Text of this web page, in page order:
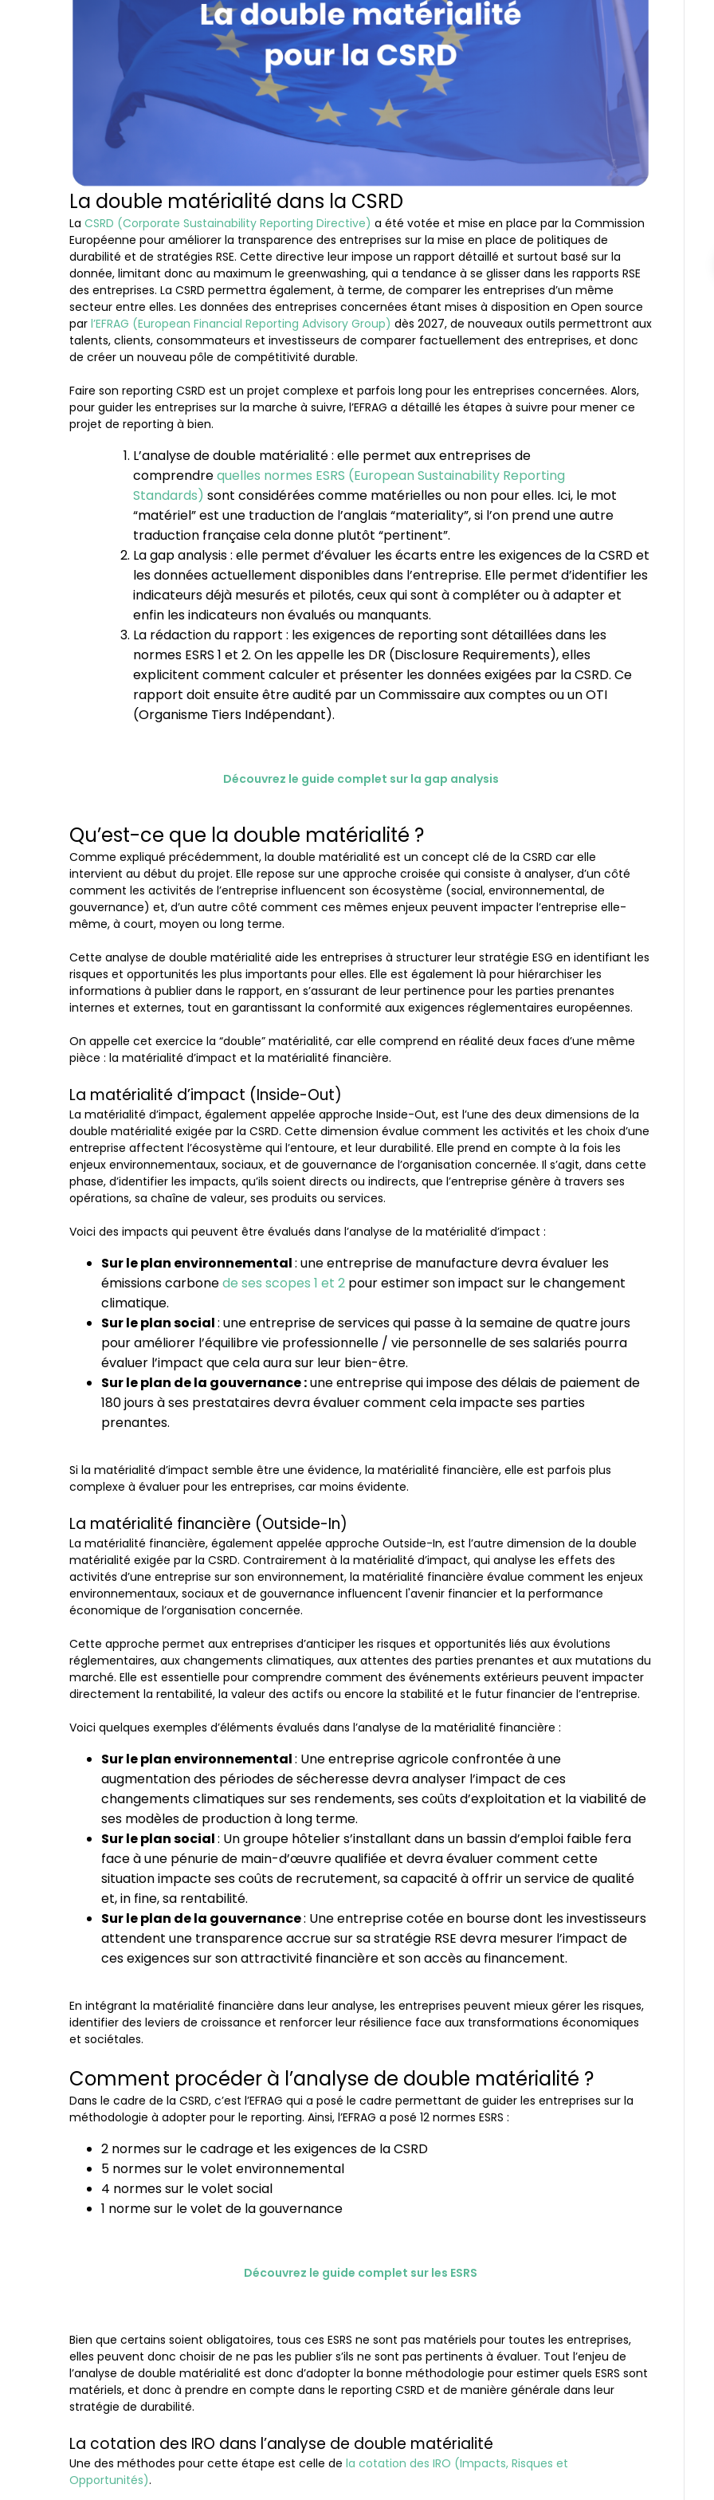
d'investissements
Investissement responsable
Faire progresser une
démarche existante
Optimisation continue
démarche et consolidez leurs données ESG.
ESG
Faites le point
réglementaires
La double matérialité dans la CSRD
La CSRD (Corporate Sustainability Reporting Directive) a été votée et mise en place par la Commission
Européenne pour améliorer la transparence des entreprises sur la mise en place de politiques de
durabilité et de stratégies RSE. Cette directive leur impose un rapport détaillé et surtout basé sur la
donnée, limitant donc au maximum le greenwashing, qui a tendance à se glisser dans les rapports RSE
des entreprises. La CSRD permettra également, à terme, de comparer les entreprises d’un même
secteur entre elles. Les données des entreprises concernées étant mises à disposition en Open source
par l’EFRAG (European Financial Reporting Advisory Group) dès 2027, de nouveaux outils permettront aux
talents, clients, consommateurs et investisseurs de comparer factuellement des entreprises, et donc
de créer un nouveau pôle de compétitivité durable.
Faire son reporting CSRD est un projet complexe et parfois long pour les entreprises concernées. Alors,
pour guider les entreprises sur la marche à suivre, l’EFRAG a détaillé les étapes à suivre pour mener ce
projet de reporting à bien.
L’analyse de double matérialité : elle permet aux entreprises de
comprendrequelles normes ESRS (European Sustainability Reporting
Standards) sont considérées comme matérielles ou non pour elles. Ici, le mot
“matériel” est une traduction de l’anglais “materiality”, si l’on prend une autre
traduction française cela donne plutôt “pertinent”.
La gap analysis : elle permet d’évaluer les écarts entre les exigences de la CSRD et
les données actuellement disponibles dans l’entreprise. Elle permet d’identifier les
indicateurs déjà mesurés et pilotés, ceux qui sont à compléter ou à adapter et
enfin les indicateurs non évalués ou manquants.
La rédaction du rapport : les exigences de reporting sont détaillées dans les
normes ESRS 1 et 2. On les appelle les DR (Disclosure Requirements), elles
explicitent comment calculer et présenter les données exigées par la CSRD. Ce
rapport doit ensuite être audité par un Commissaire aux comptes ou un OTI
(Organisme Tiers Indépendant).
Découvrez le guide complet sur la gap analysis
Qu’est-ce que la double matérialité ?
Comme expliqué précédemment, la double matérialité est un concept clé de la CSRD car elle
intervient au début du projet. Elle repose sur une approche croisée qui consiste à analyser, d’un côté
comment les activités de l’entreprise influencent son écosystème (social, environnemental, de
gouvernance) et, d’un autre côté comment ces mêmes enjeux peuvent impacter l’entreprise elle-
même, à court, moyen ou long terme.
Cette analyse de double matérialité aide les entreprises à structurer leur stratégie ESG en identifiant les
risques et opportunités les plus importants pour elles. Elle est également là pour hiérarchiser les
informations à publier dans le rapport, en s’assurant de leur pertinence pour les parties prenantes
internes et externes, tout en garantissant la conformité aux exigences réglementaires européennes.
On appelle cet exercice la “double” matérialité, car elle comprend en réalité deux faces d’une même
pièce : la matérialité d’impact et la matérialité financière.
La matérialité d’impact (Inside-Out)
La matérialité d’impact, également appelée approche Inside-Out, est l’une des deux dimensions de la
double matérialité exigée par la CSRD. Cette dimension évalue comment les activités et les choix d’une
entreprise affectent l’écosystème qui l’entoure, et leur durabilité. Elle prend en compte à la fois les
enjeux environnementaux, sociaux, et de gouvernance de l’organisation concernée. Il s’agit, dans cette
phase, d’identifier les impacts, qu’ils soient directs ou indirects, que l’entreprise génère à travers ses
opérations, sa chaîne de valeur, ses produits ou services.
Voici des impacts qui peuvent être évalués dans l’analyse de la matérialité d’impact :
Sur le plan environnemental: une entreprise de manufacture devra évaluer les
émissions carbonede ses scopes 1 et 2 pour estimer son impact sur le changement
climatique.
Sur le plan social: une entreprise de services qui passe à la semaine de quatre jours
pour améliorer l’équilibre vie professionnelle / vie personnelle de ses salariés pourra
évaluer l’impact que cela aura sur leur bien-être.
Sur le plan de la gouvernance :une entreprise qui impose des délais de paiement de
180 jours à ses prestataires devra évaluer comment cela impacte ses parties
prenantes.
Si la matérialité d’impact semble être une évidence, la matérialité financière, elle est parfois plus
complexe à évaluer pour les entreprises, car moins évidente.
La matérialité financière (Outside-In)
La matérialité financière, également appelée approche Outside-In, est l’autre dimension de la double
matérialité exigée par la CSRD. Contrairement à la matérialité d’impact, qui analyse les effets des
activités d’une entreprise sur son environnement, la matérialité financière évalue comment les enjeux
environnementaux, sociaux et de gouvernance influencent l'avenir financier et la performance
économique de l’organisation concernée.
Cette approche permet aux entreprises d’anticiper les risques et opportunités liés aux évolutions
réglementaires, aux changements climatiques, aux attentes des parties prenantes et aux mutations du
marché. Elle est essentielle pour comprendre comment des événements extérieurs peuvent impacter
directement la rentabilité, la valeur des actifs ou encore la stabilité et le futur financier de l’entreprise.
Voici quelques exemples d’éléments évalués dans l’analyse de la matérialité financière :
Sur le plan environnemental: Une entreprise agricole confrontée à une
augmentation des périodes de sécheresse devra analyser l’impact de ces
changements climatiques sur ses rendements, ses coûts d’exploitation et la viabilité de
ses modèles de production à long terme.
Sur le plan social: Un groupe hôtelier s’installant dans un bassin d’emploi faible fera
face à une pénurie de main-d’œuvre qualifiée et devra évaluer comment cette
situation impacte ses coûts de recrutement, sa capacité à offrir un service de qualité
et, in fine, sa rentabilité.
Sur le plan de la gouvernance: Une entreprise cotée en bourse dont les investisseurs
attendent une transparence accrue sur sa stratégie RSE devra mesurer l’impact de
ces exigences sur son attractivité financière et son accès au financement.
En intégrant la matérialité financière dans leur analyse, les entreprises peuvent mieux gérer les risques,
identifier des leviers de croissance et renforcer leur résilience face aux transformations économiques
et sociétales.
Comment procéder à l’analyse de double matérialité ?
Dans le cadre de la CSRD, c’est l’EFRAG qui a posé le cadre permettant de guider les entreprises sur la
méthodologie à adopter pour le reporting. Ainsi, l’EFRAG a posé 12 normes ESRS :
2 normes sur le cadrage et les exigences de la CSRD
5 normes sur le volet environnemental
4 normes sur le volet social
1 norme sur le volet de la gouvernance
Découvrez le guide complet sur les ESRS
Bien que certains soient obligatoires, tous ces ESRS ne sont pas matériels pour toutes les entreprises,
elles peuvent donc choisir de ne pas les publier s’ils ne sont pas pertinents à évaluer. Tout l’enjeu de
l’analyse de double matérialité est donc d’adopter la bonne méthodologie pour estimer quels ESRS sont
matériels, et donc à prendre en compte dans le reporting CSRD et de manière générale dans leur
stratégie de durabilité.
La cotation des IRO dans l’analyse de double matérialité
Une des méthodes pour cette étape est celle de la cotation des IRO (Impacts, Risques et
Opportunités).